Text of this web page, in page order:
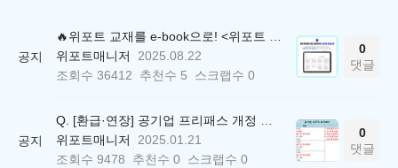
공지
🔥위포트 교재를 e-book으로! <위포트 스마트학습실>
위포트매니저
2025.08.22
조회수 36412 추천수 5 스크랩수 0
0
댓글
공지
Q. [환급·연장] 공기업 프리패스 개정 안내 (25.01.21 18:00~)
위포트매니저
2025.01.21
조회수 9478 추천수 0 스크랩수 0
0
댓글